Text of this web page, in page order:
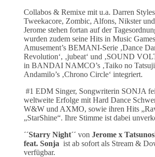
Collabos & Remixe mit u.a. Darren
Tweekacore, Zombic, Alfons, Nikster
Jerome stehen fortan auf der
wurden zudem seine Hits in Music
Amusement’s BEMANI-Serie ‚Dance
Revolution‘, ‚jubeat‘ und ‚SOUND
in BANDAI NAMCO’s ‚Taiko no
Andamilo’s ‚Chrono Circle‘ integriert.
#1 EDM Singer, Songwriterin SONJA
weltweite Erfolge mit Hard Dance
W&W und AXMO, sowie ihren Hits
„StarShine“. Ihre Stimme ist dabei
´´Starry Night´´ von Jerome x
feat. Sonja ist ab sofort als Stream &
verfügbar.